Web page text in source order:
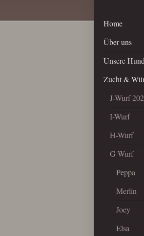
Home
Über uns
Unsere
Zucht &
J-Wurf
I-Wurf
H-Wurf
G-Wurf
Peppa
Merlin
Joey
Elsa